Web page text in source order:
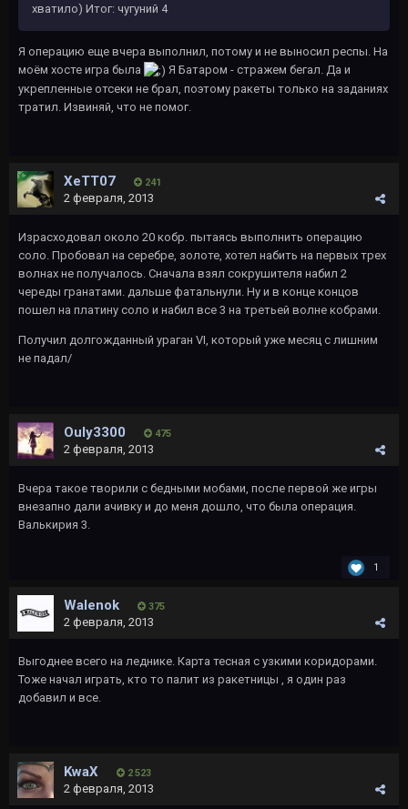
хватило) Итог: чугуний 4
Я операцию еще вчера выполнил, потому и не выносил респы. На
моём хосте игра была
Я Батаром - стражем бегал. Да и
укрепленные отсеки не брал, поэтому ракеты только на заданиях
тратил. Извиняй, что не помог.
XeTT07 241
2 февраля, 2013
Израсходовал около 20 кобр. пытаясь выполнить операцию
соло. Пробовал на серебре, золоте, хотел набить на первых трех
волнах не получалось. Сначала взял сокрушителя набил 2
череды гранатами. дальше фатальнули. Ну и в конце концов
пошел на платину соло и набил все 3 на третьей волне кобрами.
Получил долгожданный ураган VI, который уже месяц с лишним
не падал/
Ouly3300 475
2 февраля, 2013
Вчера такое творили с бедными мобами, после первой же игры
внезапно дали ачивку и до меня дошло, что была операция.
Валькирия 3.
1
Walenok 375
2 февраля, 2013
Выгоднее всего на леднике. Карта тесная с узкими коридорами.
Тоже начал играть, кто то палит из ракетницы , я один раз
добавил и все.
KwaX 2 523
2 февраля, 2013